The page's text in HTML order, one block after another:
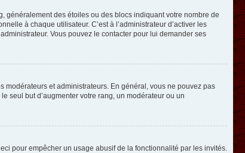
généralement des étoiles ou des blocs indiquant votre nombre de
à chaque utilisateur. C’est à l’administrateur d’activer les
Vous pouvez le contacter pour lui demander ses
et administrateurs. En général, vous ne pouvez pas
seul but d’augmenter votre rang, un modérateur ou un
pour empêcher un usage abusif de la fonctionnalité par les invités.